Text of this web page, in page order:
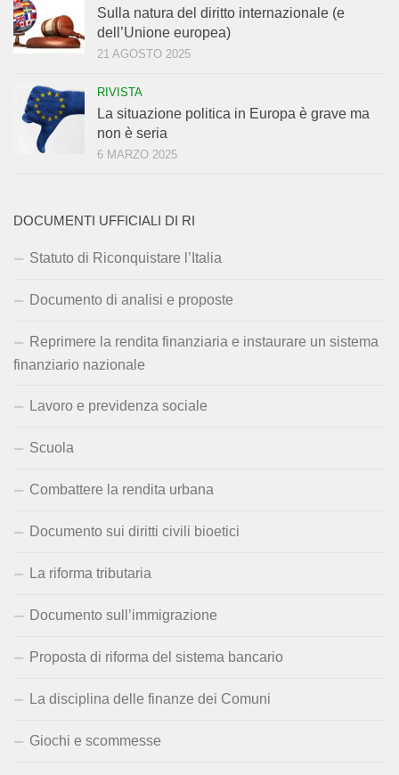
Sulla natura del diritto internazionale (e
dell’Unione europea)
21 AGOSTO 2025
RIVISTA
La situazione politica in Europa è grave ma
non è seria
6 MARZO 2025
DOCUMENTI UFFICIALI DI RI
Statuto di Riconquistare l’Italia
Documento di analisi e proposte
Reprimere la rendita finanziaria e instaurare un sistema
finanziario nazionale
Lavoro e previdenza sociale
Scuola
Combattere la rendita urbana
Documento sui diritti civili bioetici
La riforma tributaria
Documento sull’immigrazione
Proposta di riforma del sistema bancario
La disciplina delle finanze dei Comuni
Giochi e scommesse